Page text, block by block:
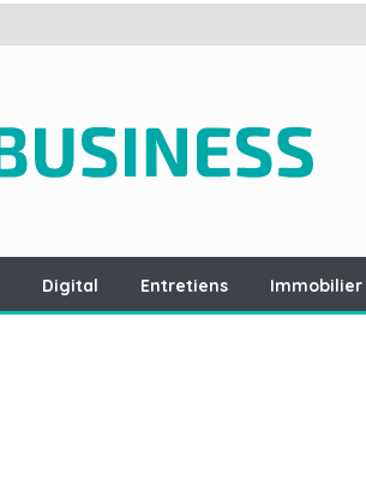
Digital Entretiens Immobilier